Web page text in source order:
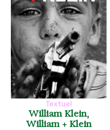
Textuel
William Klein,
William + Klein